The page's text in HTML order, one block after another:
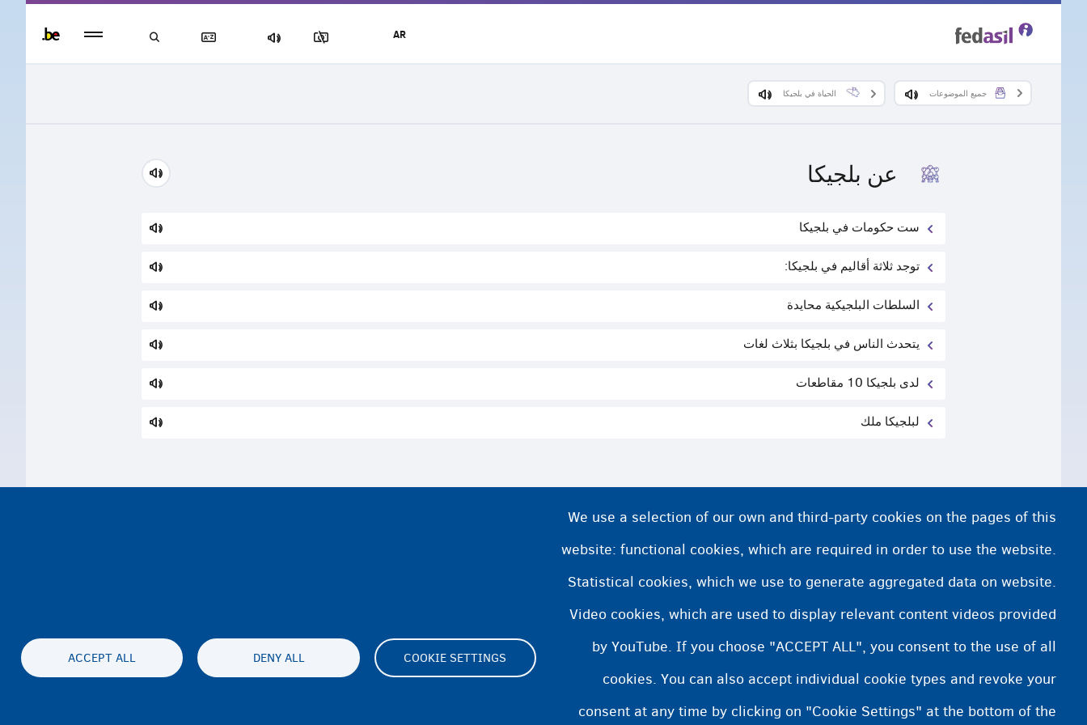
جميع الموضوعات الحياة في بلجيكا
عن بلجيكا
ست حكومات في بلجيكا
توجد ثلاثة أقاليم في بلجيكا:
السلطات البلجيكية محايدة
يتحدث الناس في بلجيكا بثلاث لغات
لدى بلجيكا 10 مقاطعات
لبلجيكا ملك
We use a selection of our own and third-party cookies on the pages of this
website: functional cookies, which are required in order to use the website.
Statistical cookies, which we use to generate aggregated data on website.
Video cookies, which are used to display relevant content videos provided
by YouTube. If you choose "ACCEPT ALL", you consent to the use of all
cookies. You can also accept individual cookie types and revoke your
consent at any time by clicking on "Cookie Settings" at the bottom of the
COOKIE SETTINGS
DENY ALL
ACCEPT ALL
Footer
Cookie Settings
AR
footer